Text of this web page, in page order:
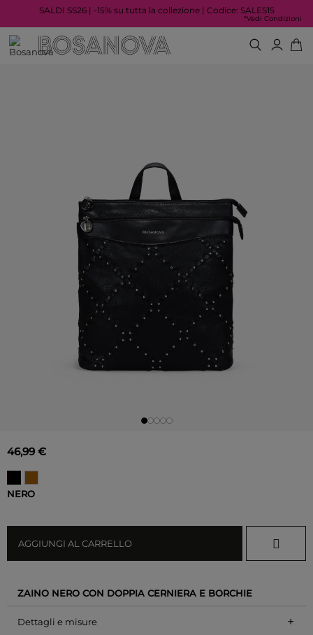
SALDI SS26 | -15% su tutta la collezione | Codice: SALES15
*Vedi Condizioni
46,99 €
NERO
AGGIUNGI AL CARRELLO
ZAINO NERO CON DOPPIA CERNIERA E BORCHIE
Dettagli e misure +